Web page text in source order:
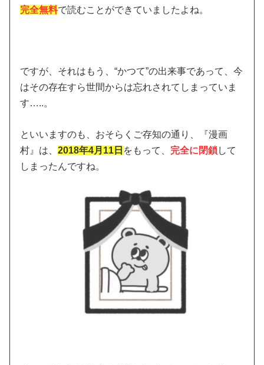
完全無料で読むことができていましたよね。
ですが、それはもう、“かつて”の出来事であって、今
はその存在すら世間からは忘れされてしまっていま
す…..。
といいますのも、おそらくご存知の通り、『漫画
村』は、2018年4月11日 をもって、 完全に閉鎖して
しまったんですね。